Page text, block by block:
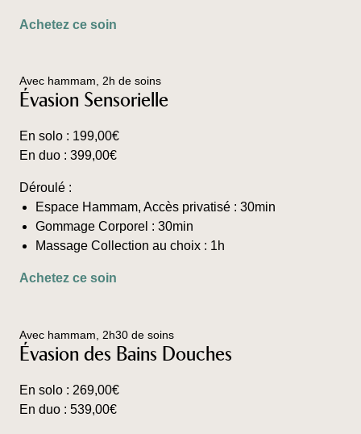
Achetez ce soin
variations.
Les
sur
la
page
Avec hammam, 2h de soins
Évasion Sensorielle
En solo : 199,00€
En duo : 399,00€
Déroulé :
Espace Hammam, Accès privatisé : 30min
Gommage Corporel : 30min
Massage Collection au choix : 1h
Achetez ce soin
variations.
Les
Avec hammam, 2h30 de soins
Évasion des Bains Douches
En solo : 269,00€
En duo : 539,00€